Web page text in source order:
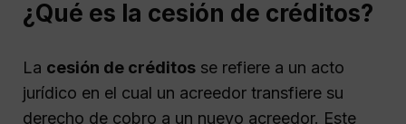
¿Qué es la cesión de créditos?
La cesión de créditos se refiere a un acto
jurídico en el cual un acreedor transfiere su
derecho de cobro a un nuevo acreedor. Este